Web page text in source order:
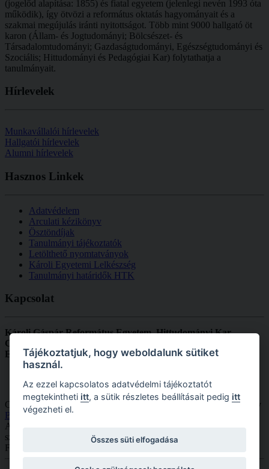
(jogelőd alapítása: 1855) és fiatal egyetem (jelenlegi nevén 1993 óta
működik), így ötvözi a református oktatás hagyományait és a
szakmai megújulás iránti nyitottságot. Több mint 9000 hallgató öt
karon (Állam- és Jogtudományi; Bölcsészet- és
Társadalomtudományi; Gazdaságtudományi, Egészségtudományi és
Szociális; Hittudományi és Pedagógiai Kar) folytathatja a
tanulmányait.
Hírlevelek
Munkavállalói hírlevelek
Hallgatói hírlevelek
Alumni hírlevelek
Hasznos Linkek
Adatvédelem
Arculati kézikönyv
Ösztöndíjak
Tanulmányi tájékoztatók
Letölthető nyomtatványok
Károli Egyetemi Lelkészség
Tanulmányi határidők HTK
Kapcsolat
Károli Gáspár Református Egyetem, Hittudományi Kar
Cím:
Email: dekanihivatal.htk@kre.hu
Copyright © 2026 KRE HTK. Minden jog fenntartva. Designed by
Bowthemes.com.
A
szoftver
Fordította a
Tájékoztatjuk, hogy weboldalunk sütiket
használ.
Az ezzel kapcsolatos adatvédelmi tájékoztatót
megtekintheti itt, a sütik részletes beállításait pedig itt
végezheti el.
Összes süti elfogadása